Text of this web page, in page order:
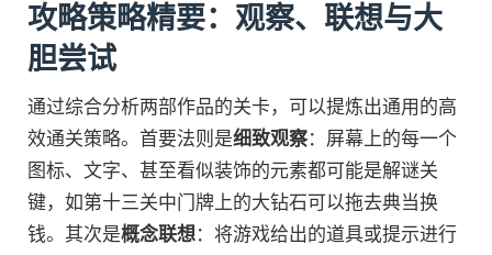
攻略策略精要：观察、联想与大
胆尝试
通过综合分析两部作品的关卡，可以提炼出通用的高
效通关策略。首要法则是细致观察：屏幕上的每一个
图标、文字、甚至看似装饰的元素都可能是解谜关
键，如第十三关中门牌上的大钻石可以拖去典当换
钱。其次是概念联想：将游戏给出的道具或提示进行